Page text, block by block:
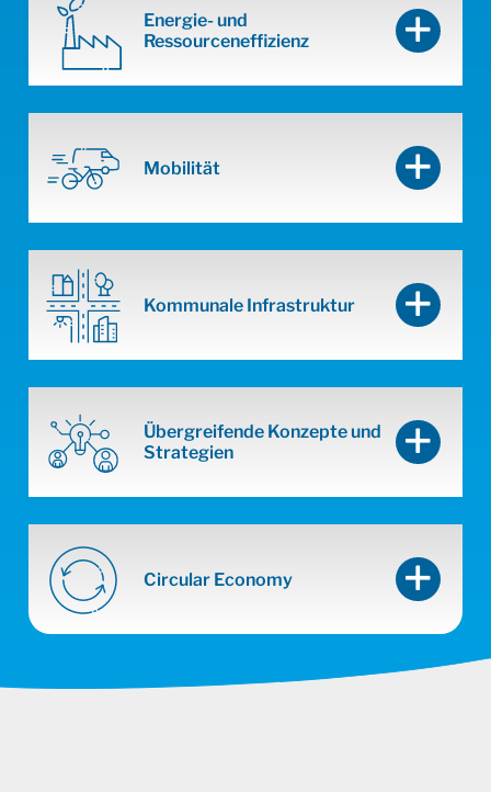
Energie- und
Ressourceneffizienz
Mobilität
Kommunale Infrastruktur
Übergreifende Konzepte und
Strategien
Circular Economy